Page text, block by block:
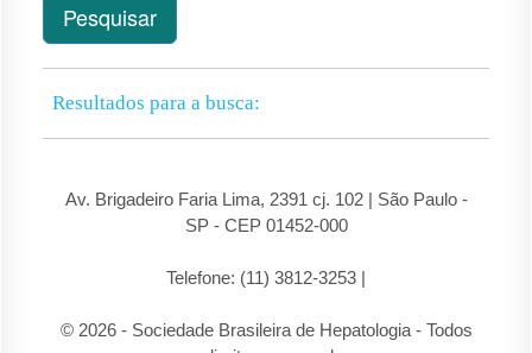
Pesquisar
Resultados para a busca:
Av. Brigadeiro Faria Lima, 2391 cj. 102 | São Paulo -
SP - CEP 01452-000
Telefone: (11) 3812-3253 |
© 2026 - Sociedade Brasileira de Hepatologia - Todos